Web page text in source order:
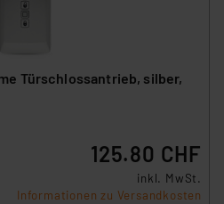
Türschlossantrieb, silber,
125.80 CHF
inkl. MwSt.
Informationen zu Versandkosten